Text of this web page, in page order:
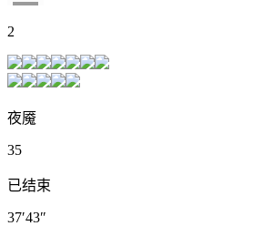
2
夜魇
35
已结束
37′43″